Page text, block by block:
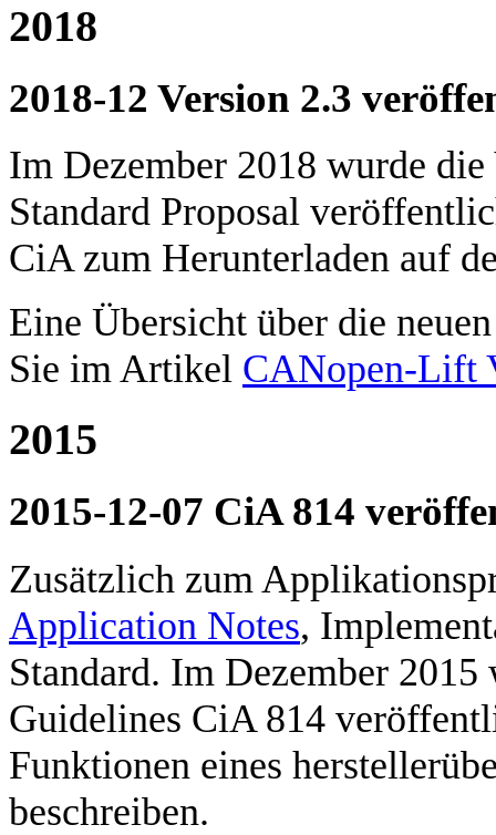
2018
2018-12 Version 2.3
Im Dezember 2018 wurde
Standard Proposal
CiA zum Herunterladen auf
Eine Übersicht über die
Sie im Artikel CANopen-Lift
2015
2015-12-07 CiA 814
Zusätzlich zum
Application Notes,
Standard. Im Dezember
Guidelines CiA 814
Funktionen eines
beschreiben.